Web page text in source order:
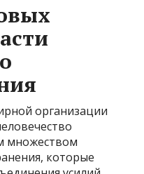
организации
множеством
которые